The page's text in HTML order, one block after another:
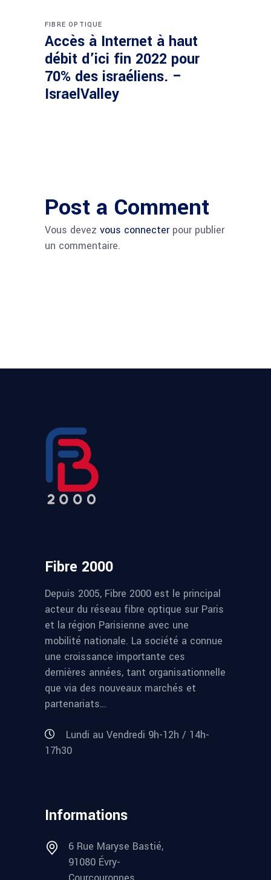
FIBRE OPTIQUE
Accès à Internet à haut
débit d’ici fin 2022 pour
70% des israéliens. –
IsraelValley
Post a Comment
Vous devez vous connecterpour publier
un commentaire.
Fibre 2000
Depuis 2005, Fibre 2000 est le principal
acteur du réseau fibre optique sur Paris
et la région Parisienne avec une
mobilité nationale. La société a connue
une croissance importante ces
dernières années, tant organisationnelle
que via des nouveaux marchés et
partenariats…
Lundi au Vendredi 9h-12h / 14h-
17h30
Informations
6 Rue Maryse Bastié,
91080 Évry-